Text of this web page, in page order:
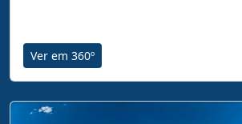
Ver em 360º